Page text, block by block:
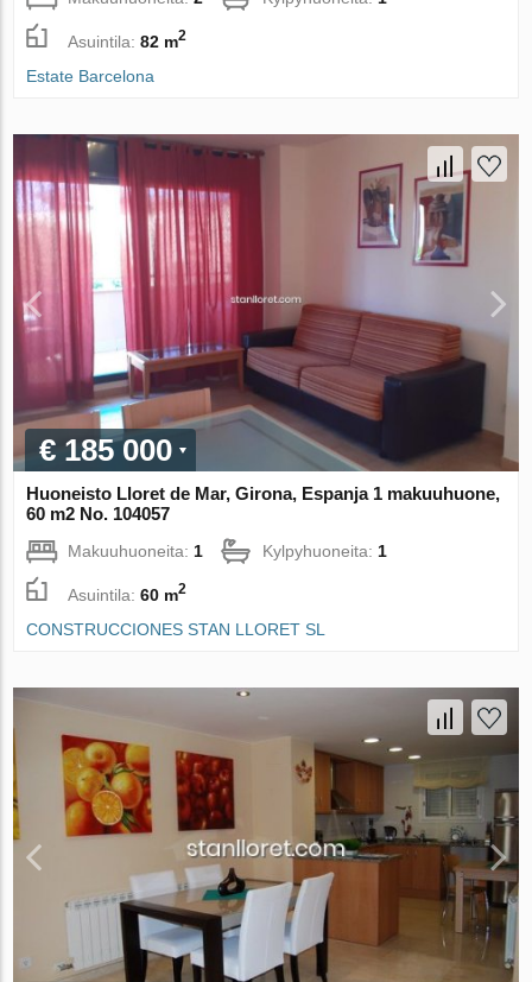
Asuintila:82 m2
Estate Barcelona
€ 185 000
Huoneisto Lloret de Mar, Girona, Espanja 1 makuuhuone,
60 m2 No. 104057
Makuuhuoneita: 1 Kylpyhuoneita: 1
Asuintila:60 m2
CONSTRUCCIONES STAN LLORET SL